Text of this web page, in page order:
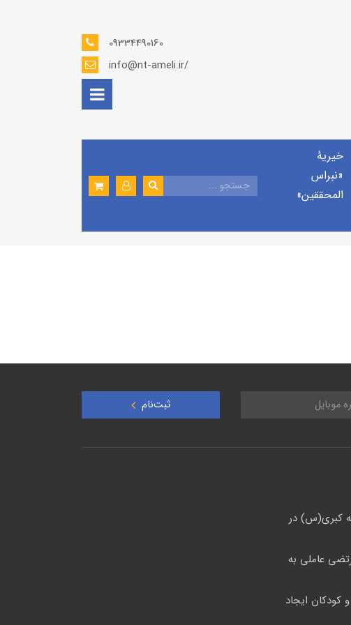
09334490160
info@nt-ameli.ir/
خيريهٔ
«نبراس
المحققين»
ثبت‌نام
کبری(س) در
عاملی به
کودکان ایجاد